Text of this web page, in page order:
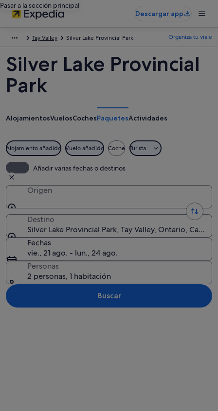
Pasar a la sección principal
Descargar app
Tay Valley Silver Lake Provincial Park Organiza tu viaje
Silver Lake Provincial
Park
AlojamientosVuelosCochesPaquetesActividades
Alojamiento añadido Vuelo añadido Coche Turista
Añadir varias fechas o destinos
Origen
Destino
Silver Lake Provincial Park, Tay Valley, Ontario, Canadá
Fechas
vie., 21 ago. - lun., 24 ago.
Personas
2 personas, 1 habitación
Buscar